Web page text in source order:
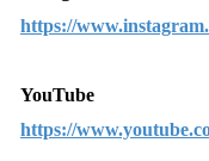
https://
YouTube
https://